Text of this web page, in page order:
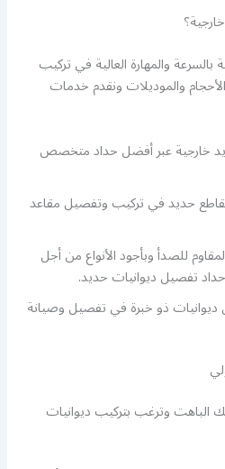
والمهارة العالية في تركيب
والموديلات ونقدم خدمات
خارجية عبر أفضل حداد متخصص
حديد في تركيب وتفصيل مقاعد
للصدأ وبأجود الأنواع من أجل
تفصيل ديوانيات حديد.
ذو خبرة في تفصيل وصيانة
وترغب بتركيب ديوانيات